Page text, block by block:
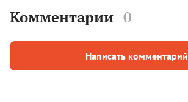
Комментарии 0
Написать комментарий